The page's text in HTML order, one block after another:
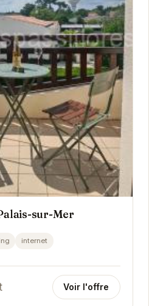
sur-Mer
internet
Voir l'offre